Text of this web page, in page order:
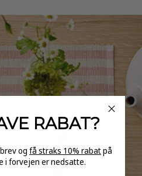
RABAT?
og få straks 10% rabatpå
i forvejen er nedsatte.